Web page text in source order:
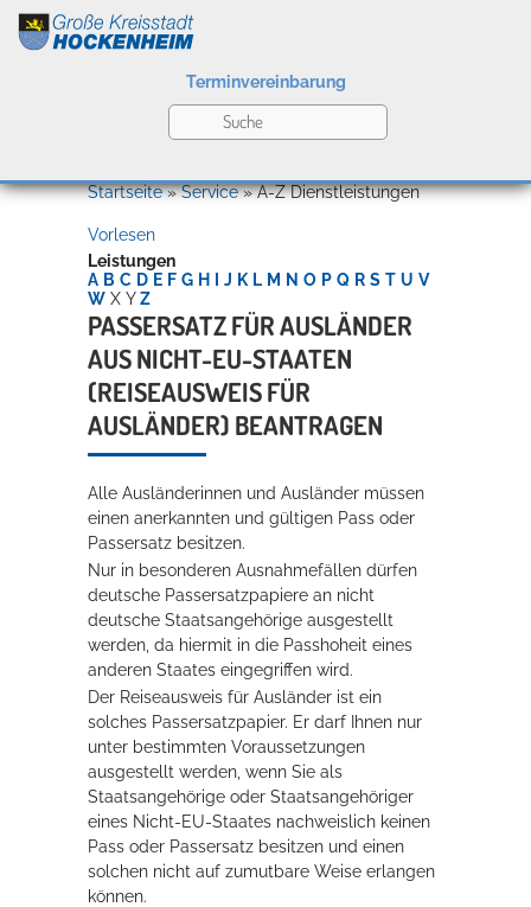
Kultur
Bildung
Wirtschaft
Rathaus
Service
Terminvereinbarung
Willkommen in Hockenheim
Konzerte, Tagungen und vieles mehr
Die Stadthalle Hockenheim bietet den perfekten Standort für Events
mehr dazu...
Startseite»Service»A-Z Dienstleistungen
Vorlesen
Leistungen
A B C D E F G H J K L M N O P Q R S T U V
W X Y Z
PASSERSATZ FÜR AUSLÄNDER
AUS NICHT-EU-STAATEN
(REISEAUSWEIS FÜR
AUSLÄNDER) BEANTRAGEN
Alle Ausländerinnen und Ausländer müssen
einen anerkannten und gültigen Pass oder
Passersatz besitzen.
Nur in besonderen Ausnahmefällen dürfen
deutsche Passersatzpapiere an nicht
deutsche Staatsangehörige ausgestellt
werden, da hiermit in die Passhoheit eines
anderen Staates eingegriffen wird.
Der Reiseausweis für Ausländer ist ein
solches Passersatzpapier. Er darf Ihnen nur
unter bestimmten Voraussetzungen
ausgestellt werden, wenn Sie als
Staatsangehörige oder Staatsangehöriger
eines Nicht-EU-Staates nachweislich keinen
Pass oder Passersatz besitzen und einen
solchen nicht auf zumutbare Weise erlangen
können.